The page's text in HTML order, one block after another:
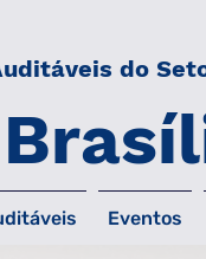
do
Eventos